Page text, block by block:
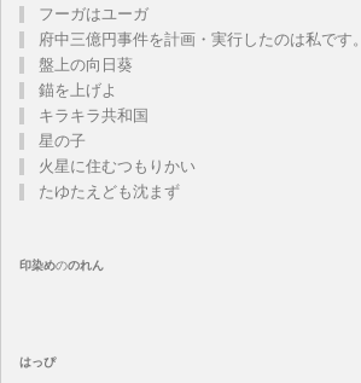
フーガはユーガ
府中三億円事件を計画・実行したのは私です。
盤上の向日葵
錨を上げよ
キラキラ共和国
星の子
火星に住むつもりかい
たゆたえども沈まず
印染めののれん
はっぴ